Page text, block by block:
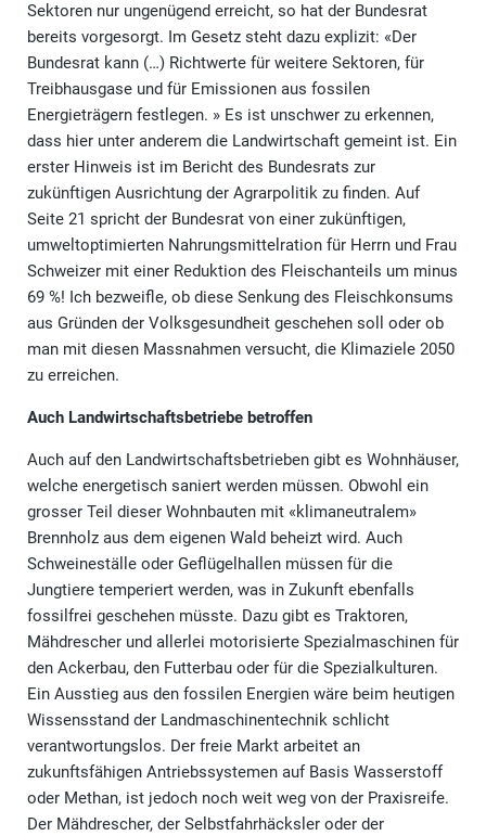
Sektoren nur ungenügend erreicht, so hat der Bundesrat
bereits vorgesorgt. Im Gesetz steht dazu explizit: «Der
Bundesrat kann (…) Richtwerte für weitere Sektoren, für
Treibhausgase und für Emissionen aus fossilen
Energieträgern festlegen. » Es ist unschwer zu erkennen,
dass hier unter anderem die Landwirtschaft gemeint ist. Ein
erster Hinweis ist im Bericht des Bundesrats zur
zukünftigen Ausrichtung der Agrarpolitik zu finden. Auf
Seite 21 spricht der Bundesrat von einer zukünftigen,
umweltoptimierten Nahrungsmittelration für Herrn und Frau
Schweizer mit einer Reduktion des Fleischanteils um minus
69 %! Ich bezweifle, ob diese Senkung des Fleischkonsums
aus Gründen der Volksgesundheit geschehen soll oder ob
man mit diesen Massnahmen versucht, die Klimaziele 2050
zu erreichen.
Auch Landwirtschaftsbetriebe betroffen
Auch auf den Landwirtschaftsbetrieben gibt es Wohnhäuser,
welche energetisch saniert werden müssen. Obwohl ein
grosser Teil dieser Wohnbauten mit «klimaneutralem»
Brennholz aus dem eigenen Wald beheizt wird. Auch
Schweineställe oder Geflügelhallen müssen für die
Jungtiere temperiert werden, was in Zukunft ebenfalls
fossilfrei geschehen müsste. Dazu gibt es Traktoren,
Mähdrescher und allerlei motorisierte Spezialmaschinen für
den Ackerbau, den Futterbau oder für die Spezialkulturen.
Ein Ausstieg aus den fossilen Energien wäre beim heutigen
Wissensstand der Landmaschinentechnik schlicht
verantwortungslos. Der freie Markt arbeitet an
zukunftsfähigen Antriebssystemen auf Basis Wasserstoff
oder Methan, ist jedoch noch weit weg von der Praxisreife.
Der Mähdrescher, der Selbstfahrhäcksler oder der